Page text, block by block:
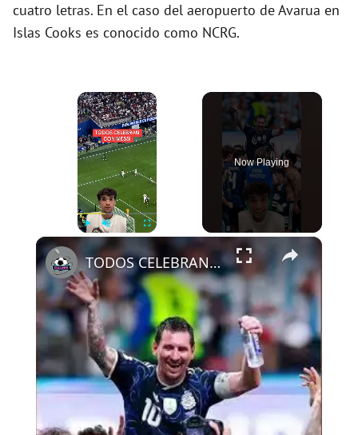
cuatro letras. En el caso del aeropuerto de Avarua en
Islas Cooks es conocido como NCRG.
×
Now Playing
×
TODOS CELEBRAN CON MESSI